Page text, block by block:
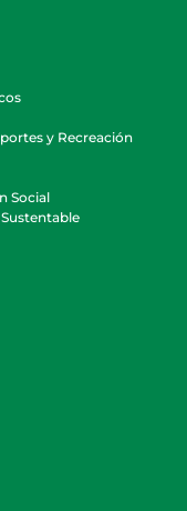
y Recreación
Social